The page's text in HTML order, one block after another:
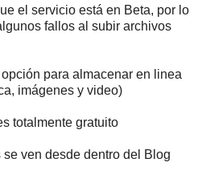
el servicio está en Beta, por lo
fallos al subir archivos
para almacenar en linea
imágenes y video)
totalmente gratuito
ven desde dentro del Blog